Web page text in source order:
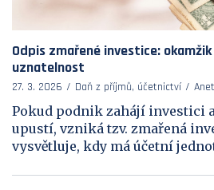
Odpis zmařené investice:
uznatelnost
27. 3. 2026 Daň z příjmů, účetnictví
Pokud podnik zahájí investici
upustí, vzniká tzv. zmařená
vysvětluje, kdy má účetní